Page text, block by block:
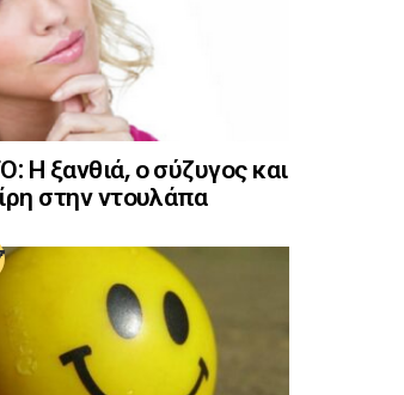
Η ξανθιά, ο σύζυγος και
στην ντουλάπα